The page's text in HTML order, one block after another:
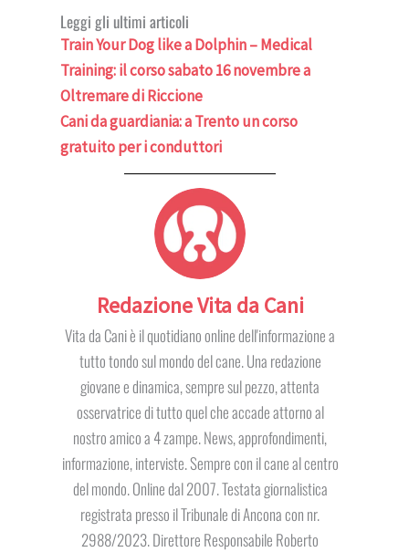
Leggi gli ultimi articoli
Train Your Dog like a Dolphin – Medical
Training: il corso sabato 16 novembre a
Oltremare di Riccione
Cani da guardiania: a Trento un corso
gratuito per i conduttori
Redazione Vita da Cani
Vita da Cani è il quotidiano online dell'informazione a
tutto tondo sul mondo del cane. Una redazione
giovane e dinamica, sempre sul pezzo, attenta
osservatrice di tutto quel che accade attorno al
nostro amico a 4 zampe. News, approfondimenti,
informazione, interviste. Sempre con il cane al centro
del mondo. Online dal 2007. Testata giornalistica
registrata presso il Tribunale di Ancona con nr.
2988/2023. Direttore Responsabile Roberto